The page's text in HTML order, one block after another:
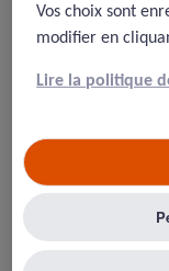
Sodium : 136
98 mmol/L. CRP
Troponine TnT :
Le Dr A. conclut
notamment : "D-
Troponine :
À noter que
Vos choix sont
modifier en
Lire la politique